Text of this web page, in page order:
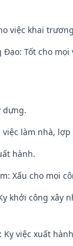
việc khai
Tốt cho mọi
dựng.
việc làm nhà, lợp
hành.
Xấu cho mọi
khởi công xây
Kỵ việc xuất